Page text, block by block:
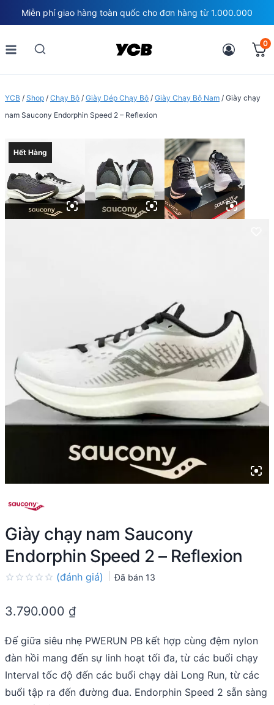
to
content
Miễn phí giao hàng toàn quốc cho đơn hàng từ 1.000.000
0
YCB / Shop / Chạy Bộ / Giày Dép Chạy Bộ / Giày Chạy Bộ Nam / Giày chạy
nam Saucony Endorphin Speed 2 – Reflexion
Hết Hàng
Giày chạy nam Saucony
Endorphin Speed 2 – Reflexion
out
(đánh giá) Đã bán 13
3.790.000 ₫
Đế giữa siêu nhẹ PWERUN PB kết hợp cùng đệm nylon
đàn hồi mang đến sự linh hoạt tối đa, từ các buổi chạy
Interval tốc độ đến các buổi chạy dài Long Run, từ các
buổi tập ra đến đường đua. Endorphin Speed 2 sẵn sàng